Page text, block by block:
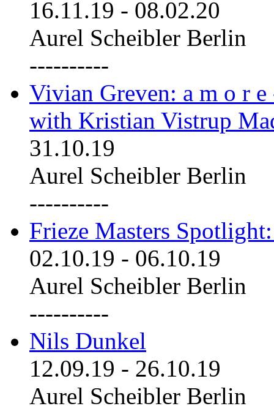
16.11.19 - 08.02.20
Aurel Scheibler Berlin
----------
Vivian Greven: a m o r
with Kristian Vistrup
31.10.19
Aurel Scheibler Berlin
----------
Frieze Masters
02.10.19 - 06.10.19
Aurel Scheibler Berlin
----------
Nils Dunkel
12.09.19 - 26.10.19
Aurel Scheibler Berlin